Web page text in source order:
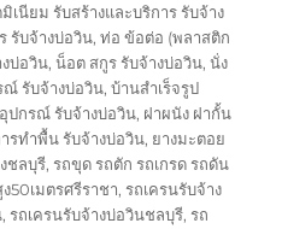
เนียม รับสร้างและบริการ รับจ้าง
รับจ้างบ่อวิน,ท่อ ข้อต่อ (พลาสติก
บ่อวิน,น็อต สกูร รับจ้างบ่อวิน,นั่ง
รับจ้างบ่อวิน,บ้านสำเร็จรูป
ปกรณ์ รับจ้างบ่อวิน, ฝาผนัง ฝากั้น
รทำพื้น รับจ้างบ่อวิน, ยางมะตอย
ชลบุรี,รถขุด รถตัก รถเกรด รถดัน
50เมตรศรีราชา,รถเครนรับจ้าง
,รถเครนรับจ้างบ่อวินชลบุรี,รถ